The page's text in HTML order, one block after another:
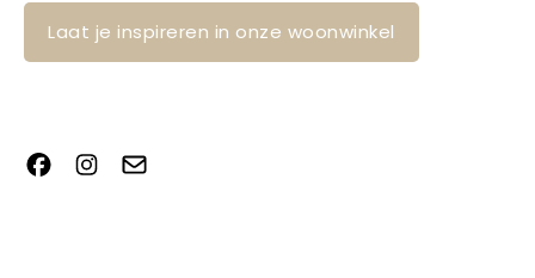
Laat je inspireren in onze woonwinkel